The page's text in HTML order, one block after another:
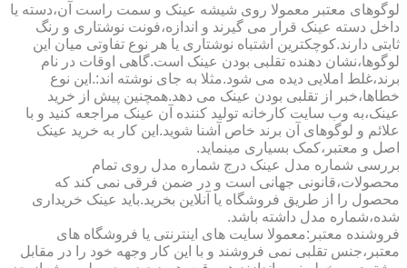
لوگوهای معتبر معمولا روی شیشه عینک و سمت راست آن،دسته یا
داخل دسته عینک قرار می گیرند و اندازه،فونت نوشتاری و رنگ
ثابتی دارند.کوچکترین اشتباه نوشتاری یا هر نوع تفاوتی میان این
لوگوها،نشان دهنده تقلبی بودن عینک است.گاهی اوقات در نام
برند،غلط املایی دیده می شود.مثلا به جای نوشته اند:.این نوع
خطاها،خبر از تقلبی بودن عینک می دهد.همچنین پیش از خرید
عینک،به وب سایت کارخانه تولید کننده آن عینک مراجعه کنید و با
علائم و لوگوهای آن برند خاص آشنا شوید.این کار به خرید عینک
اصل و معتبر،کمک بسیاری مینماید.
بررسی شماره مدل عینک درج شماره مدل روی تمام
محصولات،قانونی جهانی است و در ضمن فرقی نمی کند که
محصول را از طریق فروشگاه یا آنلاین بخرید.باید عینک خریداری
شده،شماره مدل داشته باشد.
فروشنده معتبر:معمولا سایت های اینترنتی یا فروشگاه های
معتبر،جنس تقلبی نمی فروشند و با این کار وجهه خود را در مقابل